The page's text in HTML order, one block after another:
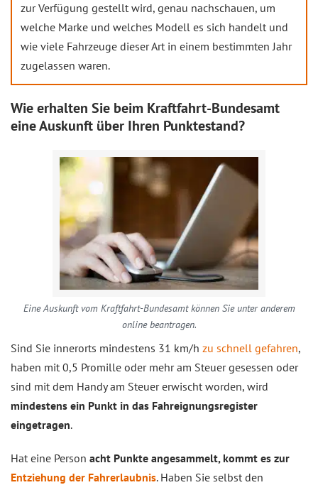
zur Verfügung gestellt wird, genau nachschauen, um
welche Marke und welches Modell es sich handelt und
wie viele Fahrzeuge dieser Art in einem bestimmten Jahr
zugelassen waren.
Wie erhalten Sie beim Kraftfahrt-Bundesamt
eine Auskunft über Ihren Punktestand?
Eine Auskunft vom Kraftfahrt-Bundesamt können Sie unter anderem
online beantragen.
Sind Sie innerorts mindestens 31 km/h zu schnell gefahren,
haben mit 0,5 Promille oder mehr am Steuer gesessen oder
sind mit dem Handy am Steuer erwischt worden, wird
mindestens ein Punkt in das Fahreignungsregister
eingetragen.
Hat eine Person acht Punkte angesammelt, kommt es zur
Entziehung der Fahrerlaubnis. Haben Sie selbst den